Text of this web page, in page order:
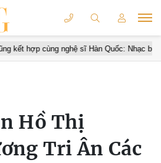
Quốc: Nhạc buồn thổn thức, MV quay tại
Hồ Thị
Tri Ân Các